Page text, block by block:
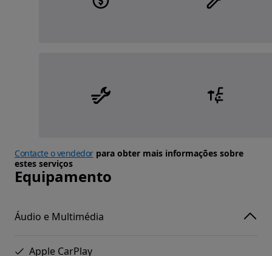
Contacte o vendedorpara obter mais informações sobre
estes serviços
Equipamento
Áudio e Multimédia
Apple CarPlay